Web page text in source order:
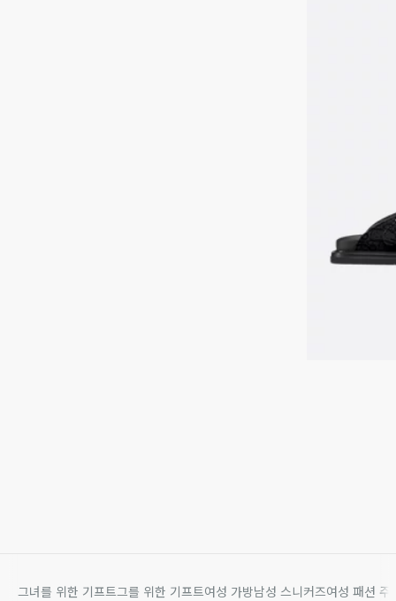
그녀를 위한 기프트그를 위한 기프트여성 가방남성 스니커즈여성 패션 주